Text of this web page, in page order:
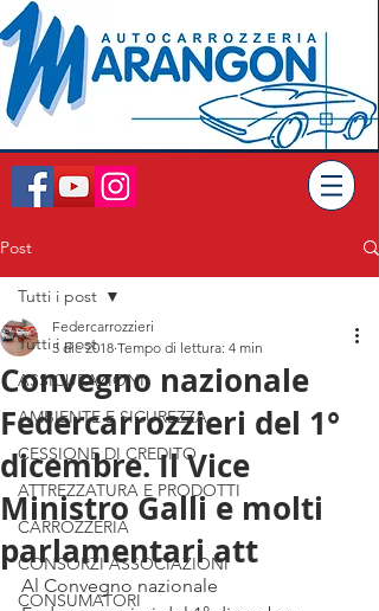
Post
Tutti i post
ASSICURAZIONI
AMBIENTE E SICUREZZA
CESSIONE DI CREDITO
ATTREZZATURA E PRODOTTI
CARROZZERIA
CONSORZI ASSOCIAZIONI
CONSUMATORI
Tutti i post
Convegno nazionale
Federcarrozzieri del 1°
dicembre. Il Vice
Ministro Galli e molti
parlamentari att
Federcarrozzieri
5 dic 2018 Tempo di lettura: 4 min
Al Convegno nazionale